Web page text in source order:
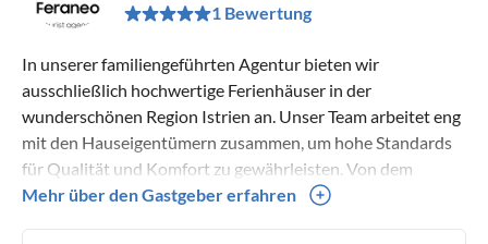
1 Bewertung
In unserer familiengeführten Agentur bieten wir
ausschließlich hochwertige Ferienhäuser in der
wunderschönen Region Istrien an. Unser Team arbeitet eng
mit den Hauseigentümern zusammen, um hohe Standards
für Qualität und Komfort zu gewährleisten. Von dem
Moment an, in dem Sie bei uns buchen, sind wir bestrebt,
Mehr über den Gastgeber erfahren